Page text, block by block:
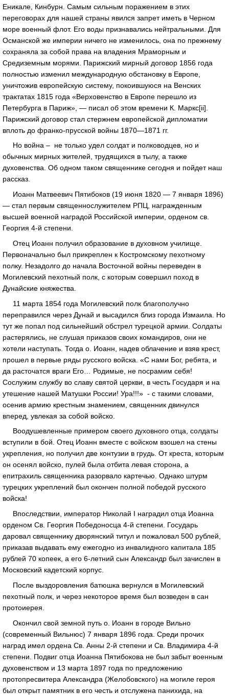
Еникале, Кинбурн. Самым сильным поражением в этих
переговорах для нашей страны явился запрет иметь в Черном
море военный флот. Его воды признавались нейтральными. Для
Османской же империи ничего не изменилось, она по прежнему
сохраняла за собой права на владения Мраморным и
Средиземным морями. Парижский мирный договор 1856 года
полностью изменил международную обстановку в Европе,
уничтожив европейскую систему, покоившуюся на Венских
трактатах 1815 года «Верховенство в Европе перешло из
Петербурга в Париж», — писал об этом времени К. Маркс[ii].
Парижский договор стал стержнем европейской дипломатии
вплоть до франко-прусской войны 1870—1871 гг.
Но война – не только удел солдат и полководцев, но и
обычных мирных жителей, трудящихся в тылу, а также
духовенства. Об одном таком священнике сегодня и пойдет наш
рассказ.
Иоанн Матвеевич Пятибоков (19 июня 1820 — 7 января 1896)
— стал первым священнослужителем РПЦ, награжденным
высшей военной наградой Российской империи, орденом св.
Георгия 4-й степени.
Отец Иоанн получил образование в духовном училище.
Первоначально был прикреплен к Костромскому пехотному
полку. Незадолго до начала Восточной войны переведен в
Могилевский пехотный полк, с которым совершил поход в
Дунайские княжества.
11 марта 1854 года Могилевский полк благополучно
переправился через Дунай и высадился близ города Измаила. Но
тут же попал под сильнейший обстрел турецкой армии. Солдаты
растерялись, не слушая приказов своих командиров, они не
хотели наступать. Тогда о. Иоанн, надев облачение и взяв крест,
прошел в первые ряды русского войска. «С нами Бог, ребята, и
да расточатся враги Его… Родимые, не посрамим себя!
Сослужим службу во славу святой церкви, в честь Государя и на
утешение нашей Матушки России! Ура!!!» - с такими словами,
осенив армию крестным знамением, священник двинулся
вперед, увлекая за собой войско.
Воодушевленные примером своего духовного отца, солдаты
вступили в бой. Отец Иоанн вместе с войском взошел на стены
укрепления, но получил две контузии в грудь. От креста, которым
он осенял войско, пулей была отбита левая сторона, а
епитрахиль священника разорвало картечью. Однако штурм
турецких укреплений был окончен полной победой русского
войска!
Впоследствии, император Николай I наградил отца Иоанна
орденом Св. Георгия Победоносца 4-й степени. Государь
даровал священнику дворянский титул и пожаловал 500 рублей,
приказав выдавать ему ежегодно из инвалидного капитала 185
рублей 70 копеек, а его 6-летний сын Александр был зачислен в
Московский кадетский корпус.
После выздоровления батюшка вернулся в Могилевский
пехотный полк, и через некоторое время был возведен в сан
протоиерея.
Окончил свой земной путь о. Иоанн в городе Вильно
(современный Вильнюс) 7 января 1896 года. Среди прочих
наград имел ордена Св. Анны 2-й степени и Св. Владимира 4-й
степени. Подвиг отца Иоанна Пятибокова не был забыт военным
духовенством и 13 марта 1897 года по предложению
протопресвитера Александра (Желобовского) на могиле героя
был открыт памятник в его честь и отслужена панихида, на